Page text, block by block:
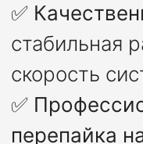
✅
стабильная
скорость
✅
перепайка